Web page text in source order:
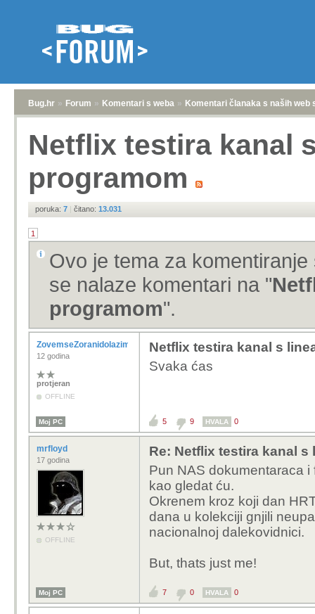
Bug.hr » Forum » Komentari s weba » Komentari članaka s naših web
Netflix testira kanal
programom
poruka: 7 | čitano: 13.031
1
Ovo je tema za
se nalaze komentari na "
programom".
ZovemseZoranidolazimizRijeke
12 godina
protjeran
OFFLINE
Netflix testira kanal s
Svaka ćas
Moj PC 5 9 HVALA 0
mrfloyd
17 godina
OFFLINE
Re: Netflix testira kanal
Pun NAS dokumentaraca
kao gledat ću.
Okrenem kroz koji dan
dana u kolekciji gnjili
nacionalnoj dalekovidnici.
But, thats just me!
Moj PC 7 0 HVALA 0